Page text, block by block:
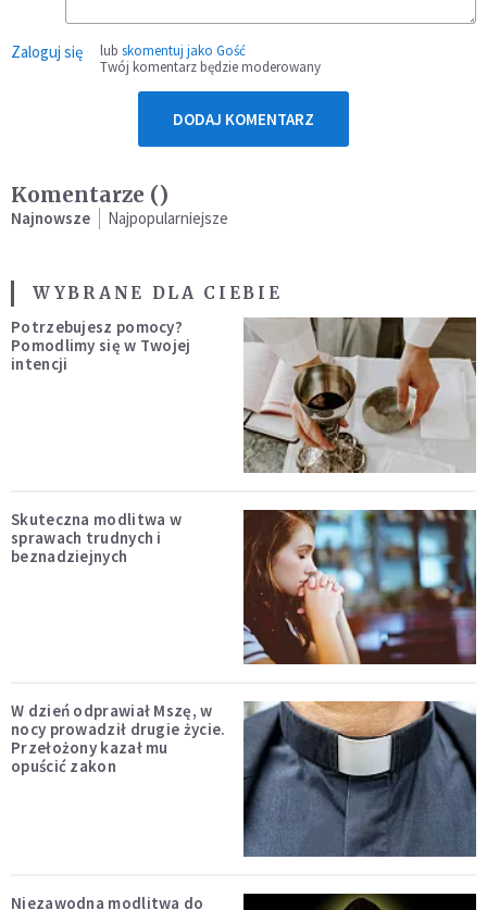
Zaloguj się lub skomentuj jako Gość
Twój komentarz będzie moderowany
DODAJ KOMENTARZ
Komentarze ()
Najnowsze Najpopularniejsze
WYBRANE DLA CIEBIE
Potrzebujesz pomocy?
Pomodlimy się w Twojej
intencji
Skuteczna modlitwa w
sprawach trudnych i
beznadziejnych
W dzień odprawiał Mszę, w
nocy prowadził drugie życie.
Przełożony kazał mu
opuścić zakon
Niezawodna modlitwa do